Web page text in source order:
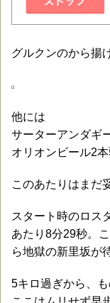
グルクンのから揚
他には
サーターアンダ
オリオンビール2
このあたりはまだ
スタート時のロス
あたり8分29秒。
ら地獄の新里坂が
5キロ過ぎから、